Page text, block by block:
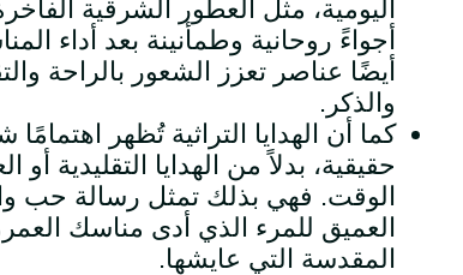
اليومية، مثل العطور الشرقية
أجواءً روحانية وطمأنينة بعد أداء
أيضًا عناصر تعزز الشعور بالراحة
والذكر.
كما أن الهدايا التراثية تُظهر
حقيقية، بدلاً من الهدايا التقليدية
الوقت. فهي بذلك تمثل رسالة حب
العميق للمرء الذي أدى مناسك
المقدسة التي عايشها.